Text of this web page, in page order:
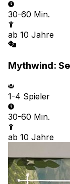
30-60 Min.
ab 10 Jahre
Mythwind:
1-4 Spieler
30-60 Min.
ab 10 Jahre